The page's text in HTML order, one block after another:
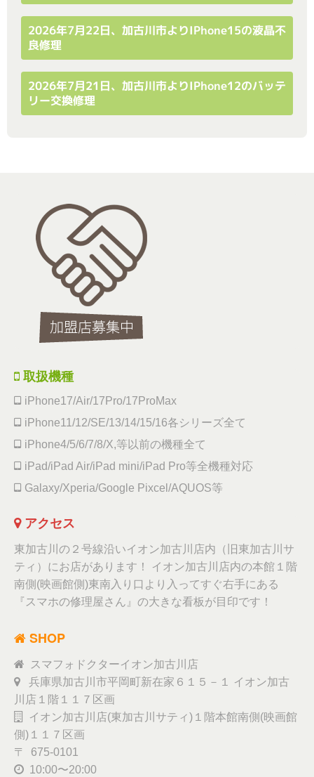
2026年7月22日、加古川市よりiPhone15の液晶不
良修理
2026年7月21日、加古川市よりiPhone12のバッテ
リー交換修理
取扱機種
iPhone17/Air/17Pro/17ProMax
iPhone11/12/SE/13/14/15/16各シリーズ全て
iPhone4/5/6/7/8/X,等以前の機種全て
iPad/iPad Air/iPad mini/iPad Pro等全機種対応
Galaxy/Xperia/Google Pixcel/AQUOS等
アクセス
東加古川の２号線沿いイオン加古川店内（旧東加古川サ
ティ）にお店があります！ イオン加古川店内の本館１階
南側(映画館側)東南入り口より入ってすぐ右手にある
『スマホの修理屋さん』の大きな看板が目印です！
SHOP
スマフォドクターイオン加古川店
兵庫県加古川市平岡町新在家６１５－１ イオン加古
川店１階１１７区画
イオン加古川店(東加古川サティ)１階本館南側(映画館
側)１１７区画
〒 675-0101
10:00〜20:00